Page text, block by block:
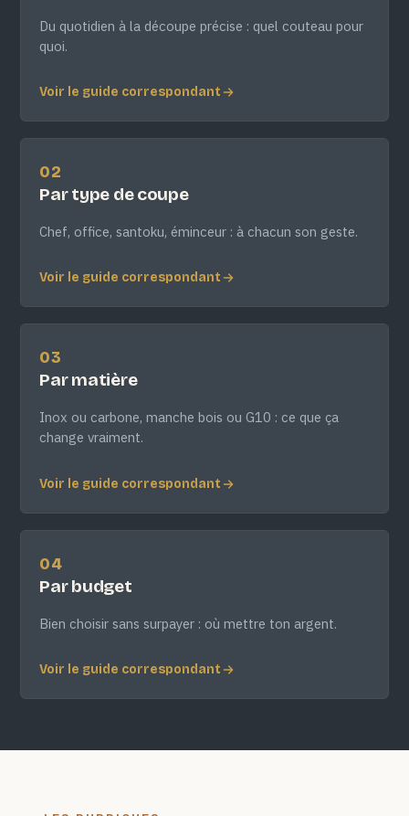
Du quotidien à la découpe précise : quel couteau pour
quoi.
Voir le guide correspondant
02
Par type de coupe
Chef, office, santoku, éminceur : à chacun son geste.
Voir le guide correspondant
03
Par matière
Inox ou carbone, manche bois ou G10 : ce que ça
change vraiment.
Voir le guide correspondant
04
Par budget
Bien choisir sans surpayer : où mettre ton argent.
Voir le guide correspondant